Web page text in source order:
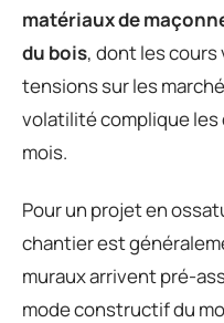
matériaux de
du bois, dont les
tensions sur les
volatilité complique
mois.
Pour un projet en
chantier est
muraux arrivent pré-
mode constructif du